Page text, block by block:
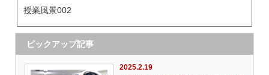
授業風景002
ピックアップ記事
2025.2.19